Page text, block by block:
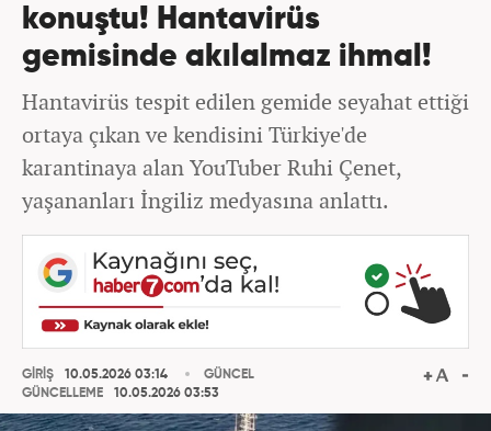
konuştu! Hantavirüs
gemisinde akılalmaz ihmal!
Hantavirüs tespit edilen gemide seyahat ettiği
ortaya çıkan ve kendisini Türkiye'de
karantinaya alan YouTuber Ruhi Çenet,
yaşananları İngiliz medyasına anlattı.
GİRİŞ
10.05.2026 03:14
GÜNCELLEME
10.05.2026 03:53
GÜNCEL